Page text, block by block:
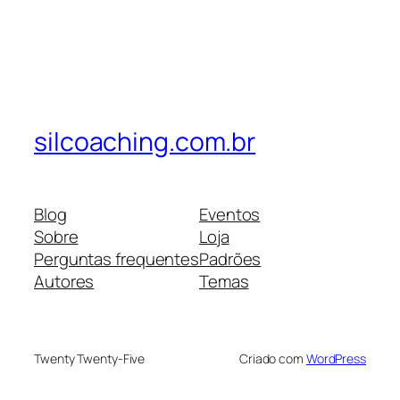
silcoaching.com.br
Blog
Sobre
Perguntas frequentes
Autores
Eventos
Loja
Padrões
Temas
Twenty Twenty-Five Criado com WordPress